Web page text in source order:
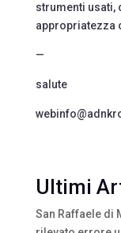
strumenti usati,
appropriatezza
—
salute
Ultimi
San Raffaele di